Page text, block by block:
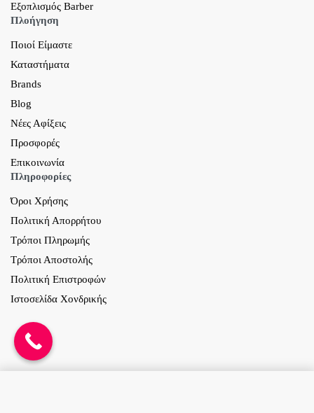
Εξοπλισμός Barber
Πλοήγηση
Ποιοί Είμαστε
Καταστήματα
Brands
Blog
Νέες Αφίξεις
Προσφορές
Επικοινωνία
Πληροφορίες
Όροι Χρήσης
Πολιτική Απορρήτου
Τρόποι Πληρωμής
Τρόποι Αποστολής
Πολιτική Επιστροφών
Ιστοσελίδα Χονδρικής